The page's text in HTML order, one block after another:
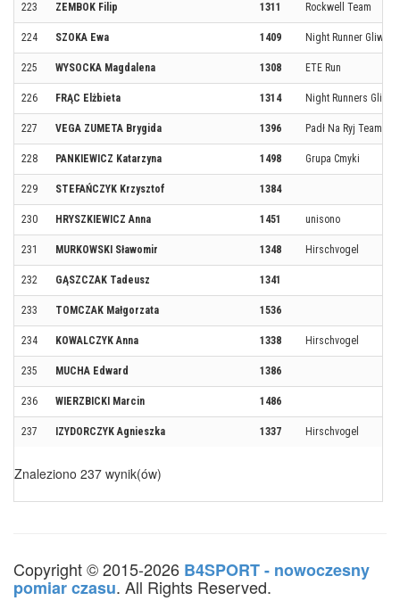
223 ZEMBOK Filip 1311 Rockwell Team
224 SZOKA Ewa 1409 Night Runner Gliwice
225 WYSOCKA Magdalena 1308 ETE Run
226 FRĄC Elżbieta 1314 Night Runners
227 VEGA ZUMETA Brygida 1396 Padł Na Ryj Team
228 PANKIEWICZ Katarzyna 1498 Grupa Cmyki
229 STEFAŃCZYK Krzysztof 1384
230 HRYSZKIEWICZ Anna 1451 unisono
231 MURKOWSKI Sławomir 1348 Hirschvogel
232 GĄSZCZAK Tadeusz 1341
233 TOMCZAK Małgorzata 1536
234 KOWALCZYK Anna 1338 Hirschvogel
235 MUCHA Edward 1386
236 WIERZBICKI Marcin 1486
237 IZYDORCZYK Agnieszka 1337 Hirschvogel
Znaleziono 237 wynik(ów)
Copyright © 2015-2026 B4SPORT - nowoczesny
pomiar czasu. All Rights Reserved.